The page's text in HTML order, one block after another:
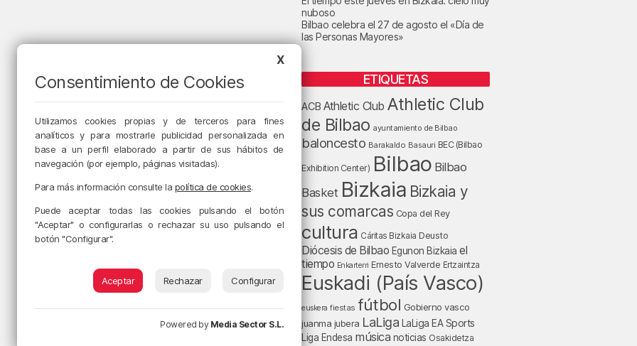
nuboso
Bilbao celebra el 27 de agosto el «Día de
las Personas Mayores»
ETIQUETAS
ACB Athletic Club Athletic Club
de Bilbao ayuntamiento de Bilbao
baloncesto Barakaldo Basauri BEC (Bilbao
Exhibition Center) Bilbao Bilbao
Basket Bizkaia Bizkaia y
sus comarcas Copa del Rey
cultura Cáritas Bizkaia Deusto
Diócesis de Bilbao Egunon Bizkaia el
tiempo Enkarterri Ernesto Valverde Ertzaintza
Euskadi (País Vasco)
euskera fiestas fútbol Gobierno vasco
juanma jubera LaLiga LaLiga EA Sports
Liga Endesa música noticias Osakidetza
X
Consentimiento de Cookies
Utilizamos cookies propias y de terceros para fines
analíticos y para mostrarle publicidad personalizada en
base a un perfil elaborado a partir de sus hábitos de
navegación (por ejemplo, páginas visitadas).
Para más información consulte la política de cookies.
Puede aceptar todas las cookies pulsando el botón
"Aceptar" o configurarlas o rechazar su uso pulsando el
botón "Configurar".
Aceptar Rechazar Configurar
Powered by Media Sector S.L.